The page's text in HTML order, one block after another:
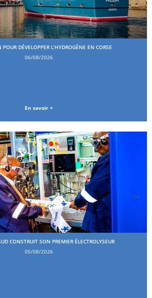
DÉVELOPPER L’HYDROGÈNE EN CORSE
06/08/2026
En savoir +
CONSTRUIT SON PREMIER ÉLECTROLYSEUR
05/08/2026